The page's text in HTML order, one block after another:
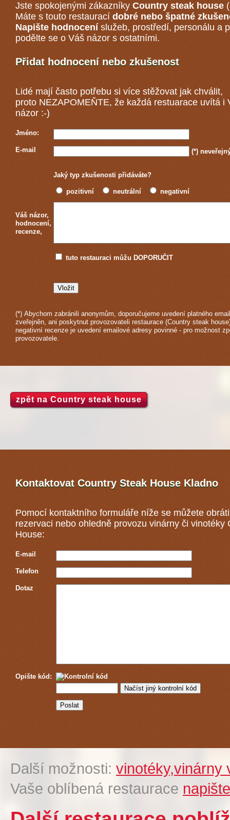
Jste spokojenými zákazníky Country steak house
Máte s touto restaurací dobré nebo špatné
Napište hodnocení služeb, prostředí, personálu a
podělte se o Váš názor s ostatními.
Přidat hodnocení nebo zkušenost
Lidé mají často potřebu si více stěžovat jak chválit,
proto NEZAPOMEŇTE, že každá restuarace uvítá i
názor :-)
Jméno:
E-mail (*)
Jaký typ zkušenosti přidáváte?
pozitivní neutrální negativní
Váš názor,
hodnocení,
recenze,
tuto restauraci můžu DOPORUČIT
(*) Abychom zabránili anonymům, doporučujeme uvedení platného
zveřejněn, ani poskytnut provozovateli restaurace (Country steak
negativní recenze je uvedení emailové adresy povinné - pro možnost
provozovatele.
zpět na Country steak house
Kontaktovat Country Steak House Kladno
Pomocí kontaktního formuláře níže se můžete
rezervaci nebo ohledně provozu vinárny či vinotéky
House:
E-mail
Telefon
Dotaz
Opište kód:
Další možnosti: vinotéky,vinárny
Vaše oblíbená restaurace